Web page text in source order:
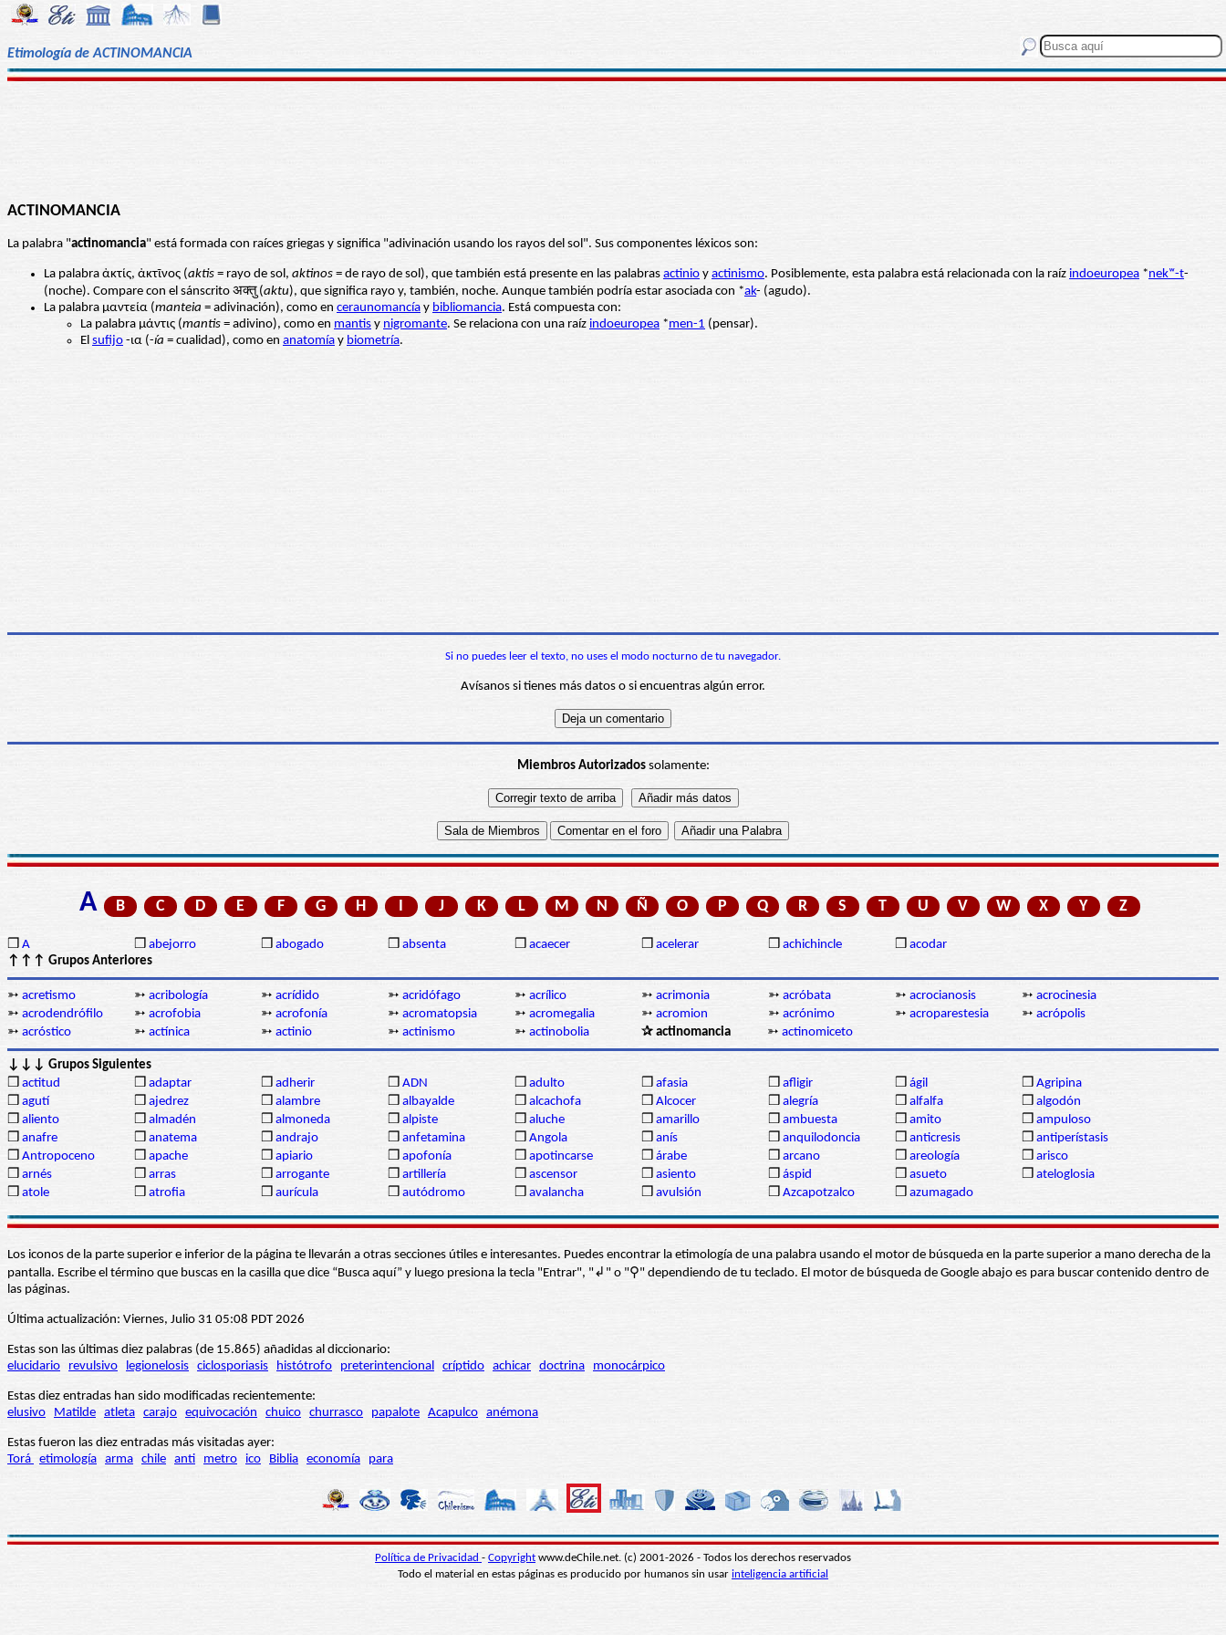
Etimología de ACTINOMANCIA
ACTINOMANCIA
La palabra "actinomancia" está formada con raíces griegas y significa "adivinación usando los rayos del sol". Sus componentes léxicos son:
La palabra ἀκτίς, ἀκτῖνος (aktis = rayo de sol, aktinos = de rayo de sol), que también está presente en las palabras actinio y actinismo. Posiblemente, esta palabra está relacionada con la raíz indoeuropea *nekʷ-t-
(noche). Compare con el sánscrito अक्तु (aktu), que significa rayo y, también, noche. Aunque también podría estar asociada con *ak- (agudo).
La palabra μαντεία (manteia = adivinación), como en ceraunomancía y bibliomancia. Está compuesta con:
La palabra μάντις (mantis = adivino), como en mantis y nigromante. Se relaciona con una raíz indoeuropea *men-1 (pensar).
El sufijo -ια (-ía = cualidad), como en anatomía y biometría.
Si no puedes leer el texto, no uses el modo nocturno de tu navegador.
Avísanos si tienes más datos o si encuentras algún error.
Miembros Autorizadossolamente:
A B C D E F G H I J K L M N Ñ O P Q R S T U V W X Y Z
❒ A ❒ abejorro ❒ abogado ❒ absenta ❒ acaecer ❒ acelerar ❒ achichincle ❒ acodar
↑↑↑ Grupos Anteriores
➳ acretismo ➳ acribología ➳ acrídido ➳ acridófago ➳ acrílico ➳ acrimonia ➳ acróbata ➳ acrocianosis ➳ acrocinesia
➳ acrodendrófilo ➳ acrofobia ➳ acrofonía ➳ acromatopsia ➳ acromegalia ➳ acromion ➳ acrónimo ➳ acroparestesia ➳ acrópolis
➳ acróstico ➳ actínica ➳ actinio ➳ actinismo ➳ actinobolia ✰ actinomancia ➳ actinomiceto
↓↓↓ Grupos Siguientes
❒ actitud ❒ adaptar ❒ adherir ❒ ADN ❒ adulto ❒ afasia ❒ afligir ❒ ágil ❒ Agripina
❒ agutí ❒ ajedrez ❒ alambre ❒ albayalde ❒ alcachofa ❒ Alcocer ❒ alegría ❒ alfalfa ❒ algodón
❒ aliento ❒ almadén ❒ almoneda ❒ alpiste ❒ aluche ❒ amarillo ❒ ambuesta ❒ amito ❒ ampuloso
❒ anafre ❒ anatema ❒ andrajo ❒ anfetamina ❒ Angola ❒ anís ❒ anquilodoncia ❒ anticresis ❒ antiperístasis
❒ Antropoceno ❒ apache ❒ apiario ❒ apofonía ❒ apotincarse ❒ árabe ❒ arcano ❒ areología ❒ arisco
❒ arnés ❒ arras ❒ arrogante ❒ artillería ❒ ascensor ❒ asiento ❒ áspid ❒ asueto ❒ ateloglosia
❒ atole ❒ atrofia ❒ aurícula ❒ autódromo ❒ avalancha ❒ avulsión ❒ Azcapotzalco ❒ azumagado
Los iconos de la parte superior e inferior de la página te llevarán a otras secciones útiles e interesantes. Puedes encontrar la etimología de una palabra usando el motor de búsqueda en la parte superior a mano derecha de la
pantalla. Escribe el término que buscas en la casilla que dice “Busca aquí” y luego presiona la tecla "Entrar", "↲" o "⚲" dependiendo de tu teclado. El motor de búsqueda de Google abajo es para buscar contenido dentro de
las páginas.
Última actualización: Viernes, Julio 31 05:08 PDT 2026
Estas son las últimas diez palabras (de 15.865) añadidas al diccionario:
elucidario
revulsivo legionelosis ciclosporiasis histótrofo preterintencional críptido achicar doctrina monocárpico
Estas diez entradas han sido modificadas recientemente:
elusivo
Matilde atleta carajo equivocación chuico churrasco papalote Acapulco anémona
Estas fueron las diez entradas más visitadas ayer:
Torá etimología arma chile anti metro ico Biblia economía para
Política de Privacidad - Copyright www.deChile.net. (c) 2001-2026 - Todos los derechos reservados
Todo el material en estas páginas es producido por humanos sin usar inteligencia artificial